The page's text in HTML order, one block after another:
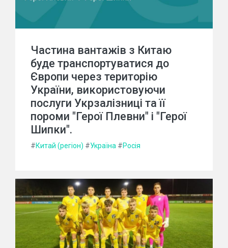
Частина вантажів з Китаю
буде транспортуватися до
Європи через територію
України, використовуючи
послуги Укрзалізниці та її
пороми "Герої Плевни" і "Герої
Шипки".
#Китай (регіон) #Україна #Росія